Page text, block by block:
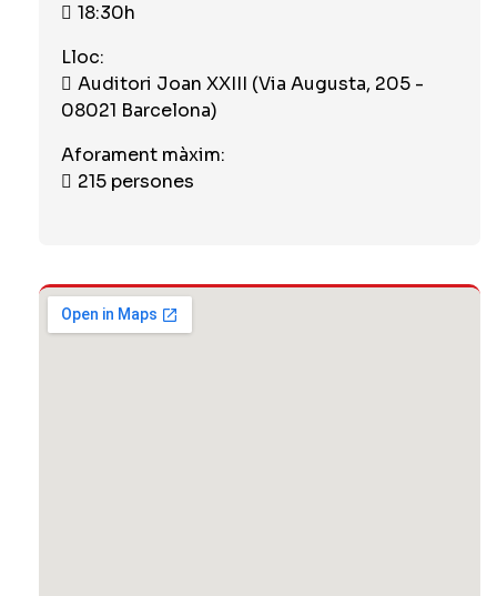
18:30h
Lloc:
Auditori Joan XXIII (Via Augusta, 205 -
08021 Barcelona)
Aforament màxim:
215 persones